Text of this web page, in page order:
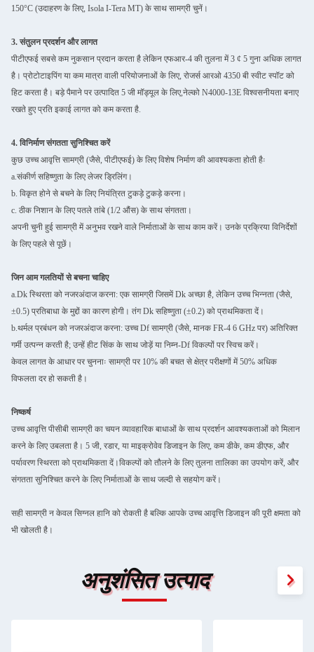
150°C (उदाहरण के लिए, Isola I-Tera MT) के साथ सामग्री चुनें।
3. संतुलन प्रदर्शन और लागत
पीटीएफई सबसे कम नुकसान प्रदान करता है लेकिन एफआर-4 की तुलना में 3 ¢ 5 गुना अधिक लागत
है। प्रोटोटाइपिंग या कम मात्रा वाली परियोजनाओं के लिए, रोजर्स आरओ 4350 बी स्वीट स्पॉट को
हिट करता है। बड़े पैमाने पर उत्पादित 5 जी मॉड्यूल के लिए,नेल्को N4000-13E विश्वसनीयता बनाए
रखते हुए प्रति इकाई लागत को कम करता है.
4. विनिर्माण संगतता सुनिश्चित करें
कुछ उच्च आवृत्ति सामग्री (जैसे, पीटीएफई) के लिए विशेष निर्माण की आवश्यकता होती हैः
a.संकीर्ण सहिष्णुता के लिए लेजर ड्रिलिंग।
b. विकृत होने से बचने के लिए नियंत्रित टुकड़े टुकड़े करना।
c. ठीक निशान के लिए पतले तांबे (1/2 औंस) के साथ संगतता।
अपनी चुनी हुई सामग्री में अनुभव रखने वाले निर्माताओं के साथ काम करें। उनके प्रक्रिया विनिर्देशों
के लिए पहले से पूछें।
जिन आम गलतियों से बचना चाहिए
a.Dk स्थिरता को नजरअंदाज करना: एक सामग्री जिसमें Dk अच्छा है, लेकिन उच्च भिन्नता (जैसे,
±0.5) प्रतिबाधा के मुद्दों का कारण होगी। तंग Dk सहिष्णुता (±0.2) को प्राथमिकता दें।
b.थर्मल प्रबंधन को नजरअंदाज करना: उच्च Df सामग्री (जैसे, मानक FR-4 6 GHz पर) अतिरिक्त
गर्मी उत्पन्न करती है; उन्हें हीट सिंक के साथ जोड़ें या निम्न-Df विकल्पों पर स्विच करें।
केवल लागत के आधार पर चुननाः सामग्री पर 10% की बचत से क्षेत्र परीक्षणों में 50% अधिक
विफलता दर हो सकती है।
निष्कर्ष
उच्च आवृत्ति पीसीबी सामग्री का चयन व्यावहारिक बाधाओं के साथ प्रदर्शन आवश्यकताओं को मिलान
करने के लिए उबलता है। 5 जी, रडार, या माइक्रोवेव डिजाइन के लिए, कम डीके, कम डीएफ, और
पर्यावरण स्थिरता को प्राथमिकता दें।विकल्पों को तौलने के लिए तुलना तालिका का उपयोग करें, और
संगतता सुनिश्चित करने के लिए निर्माताओं के साथ जल्दी से सहयोग करें।
सही सामग्री न केवल सिग्नल हानि को रोकती है बल्कि आपके उच्च आवृत्ति डिजाइन की पूरी क्षमता को
भी खोलती है।
अनुशंसित उत्पाद